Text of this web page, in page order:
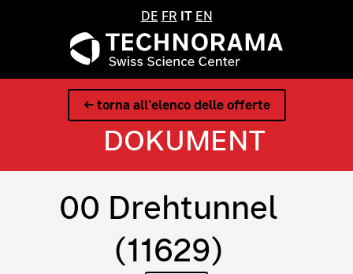
DE FR IT EN
← torna all'elenco delle offerte
DOKUMENT
00 Drehtunnel
(11629)